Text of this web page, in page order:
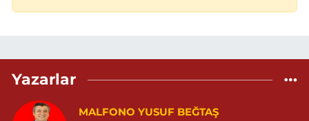
Yazarlar
MALFONO YUSUF BEĞTAŞ